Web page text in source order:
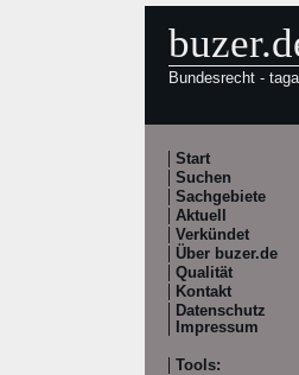
Bundesrecht -
Start
Suchen
Sachgebiete
Aktuell
Verkündet
Über buzer.de
Qualität
Kontakt
Datenschutz
Impressum
Tools: